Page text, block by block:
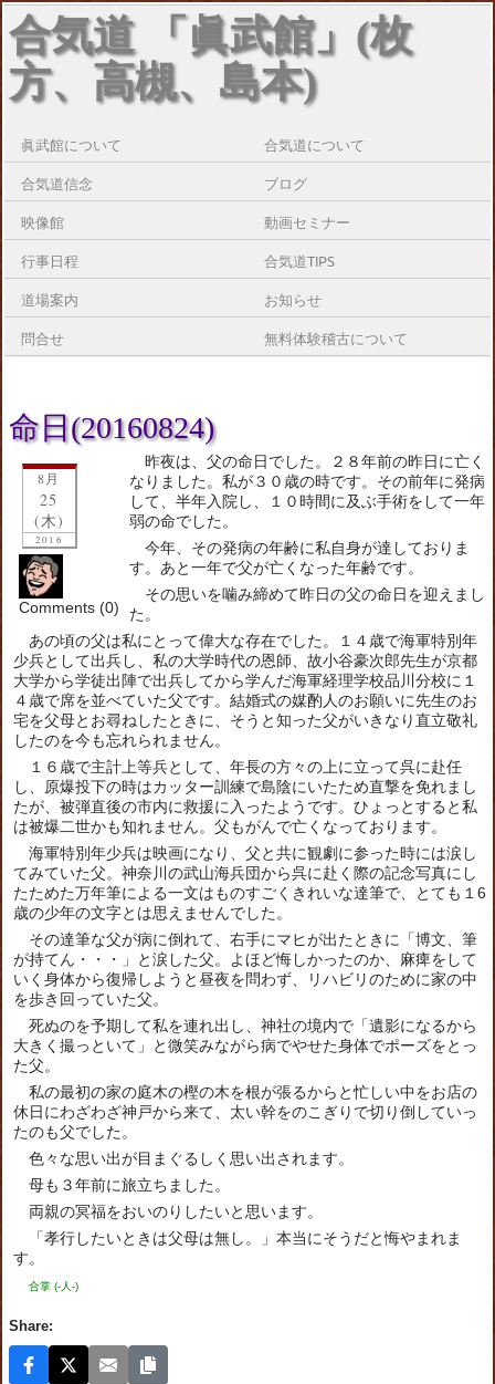
合気道 「眞武館」(枚
方、高槻、島本)
眞武館について 合気道について
合気道信念 ブログ
映像館 動画セミナー
行事日程 合気道TIPS
道場案内 お知らせ
問合せ 無料体験稽古について
命日(20160824)
8月
25
(木)
2016
Comments (0)
昨夜は、父の命日でした。２８年前の昨日に亡く
なりました。私が３０歳の時です。その前年に発病
して、半年入院し、１０時間に及ぶ手術をして一年
弱の命でした。
今年、その発病の年齢に私自身が達しておりま
す。あと一年で父が亡くなった年齢です。
その思いを噛み締めて昨日の父の命日を迎えまし
た。
あの頃の父は私にとって偉大な存在でした。１４歳で海軍特別年
少兵として出兵し、私の大学時代の恩師、故小谷豪次郎先生が京都
大学から学徒出陣で出兵してから学んだ海軍経理学校品川分校に１
４歳で席を並べていた父です。結婚式の媒酌人のお願いに先生のお
宅を父母とお尋ねしたときに、そうと知った父がいきなり直立敬礼
したのを今も忘れられません。
１６歳で主計上等兵として、年長の方々の上に立って呉に赴任
し、原爆投下の時はカッター訓練で島陰にいたため直撃を免れまし
たが、被弾直後の市内に救援に入ったようです。ひょっとすると私
は被爆二世かも知れません。父もがんで亡くなっております。
海軍特別年少兵は映画になり、父と共に観劇に参った時には涙し
てみていた父。神奈川の武山海兵団から呉に赴く際の記念写真にし
たためた万年筆による一文はものすごくきれいな達筆で、とても１6
歳の少年の文字とは思えませんでした。
その達筆な父が病に倒れて、右手にマヒが出たときに「博文、筆
が持てん・・・」と涙した父。よほど悔しかったのか、麻痺をして
いく身体から復帰しようと昼夜を問わず、リハビリのために家の中
を歩き回っていた父。
死ぬのを予期して私を連れ出し、神社の境内で「遺影になるから
大きく撮っといて」と微笑みながら病でやせた身体でポーズをとっ
た父。
私の最初の家の庭木の樫の木を根が張るからと忙しい中をお店の
休日にわざわざ神戸から来て、太い幹をのこぎりで切り倒していっ
たのも父でした。
色々な思い出が目まぐるしく思い出されます。
母も３年前に旅立ちました。
両親の冥福をおいのりしたいと思います。
「孝行したいときは父母は無し。」本当にそうだと悔やまれま
す。
合掌 (-人-)
Share: